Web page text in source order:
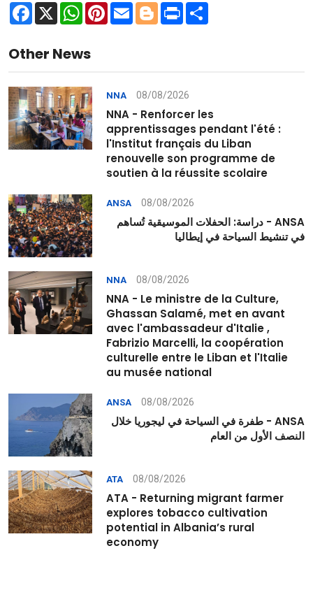
Facebook
X WhatsApp
Pinterest
Email BloggerPrint
Other News
NNA 08/08/2026
NNA - Renforcer les
apprentissages pendant l'été :
l'Institut français du Liban
renouvelle son programme de
soutien à la réussite scolaire
ANSA 08/08/2026
ANSA - دراسة: الحفلات الموسيقية تُساهم
في تنشيط السياحة في إيطاليا
NNA 08/08/2026
NNA - Le ministre de la Culture,
Ghassan Salamé, met en avant
avec l'ambassadeur d'Italie ,
Fabrizio Marcelli, la coopération
culturelle entre le Liban et l'Italie
au musée national
ANSA 08/08/2026
ANSA - طفرة في السياحة في ليجوريا خلال
النصف الأول من العام
ATA 08/08/2026
ATA - Returning migrant farmer
explores tobacco cultivation
potential in Albania’s rural
economy